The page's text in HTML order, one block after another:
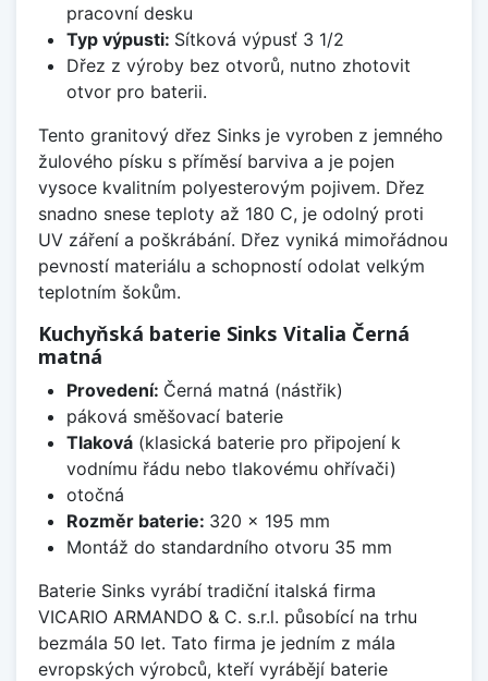
pracovní desku
Typ výpusti: Sítková výpusť 3 1/2
Dřez z výroby bez otvorů, nutno zhotovit
otvor pro baterii.
Tento granitový dřez Sinks je vyroben z jemného
žulového písku s příměsí barviva a je pojen
vysoce kvalitním polyesterovým pojivem. Dřez
snadno snese teploty až 180 C, je odolný proti
UV záření a poškrábání. Dřez vyniká mimořádnou
pevností materiálu a schopností odolat velkým
teplotním šokům.
Kuchyňská baterie Sinks Vitalia Černá
matná
Provedení: Černá matná (nástřik)
páková směšovací baterie
Tlaková(klasická baterie pro připojení k
vodnímu řádu nebo tlakovému ohřívači)
otočná
Rozměr baterie: 320 x 195 mm
Montáž do standardního otvoru 35 mm
Baterie Sinks vyrábí tradiční italská firma
VICARIO ARMANDO & C. s.r.l. působící na trhu
bezmála 50 let. Tato firma je jedním z mála
evropských výrobců, kteří vyrábějí baterie